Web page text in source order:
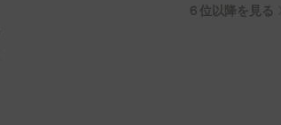
６位以降を見る